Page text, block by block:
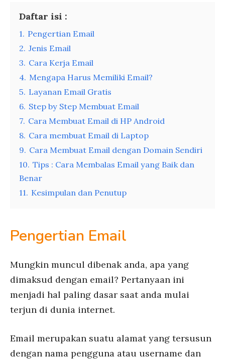
Daftar isi :
1. Pengertian Email
2. Jenis Email
3. Cara Kerja Email
4. Mengapa Harus Memiliki Email?
5. Layanan Email Gratis
6. Step by Step Membuat Email
7. Cara Membuat Email di HP Android
8. Cara membuat Email di Laptop
9. Cara Membuat Email dengan Domain Sendiri
10. Tips : Cara Membalas Email yang Baik dan
Benar
11. Kesimpulan dan Penutup
Pengertian Email
Mungkin muncul dibenak anda, apa yang
dimaksud dengan email? Pertanyaan ini
menjadi hal paling dasar saat anda mulai
terjun di dunia internet.
Email merupakan suatu alamat yang tersusun
dengan nama pengguna atau username dan